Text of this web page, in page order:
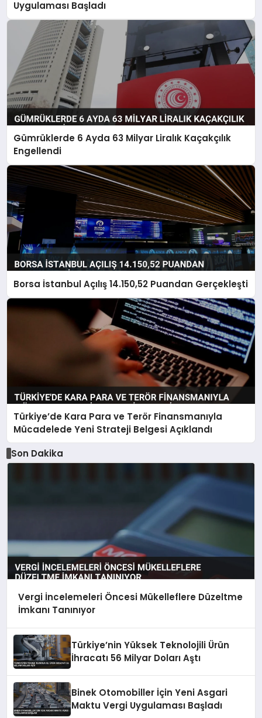
Uygulaması Başladı
Gümrüklerde 6 Ayda 63 Milyar Liralık Kaçakçılık
Engellendi
Borsa İstanbul Açılış 14.150,52 Puandan Gerçekleşti
Türkiye’de Kara Para ve Terör Finansmanıyla
Mücadelede Yeni Strateji Belgesi Açıklandı
Son Dakika
Vergi İncelemeleri Öncesi Mükelleflere Düzeltme
İmkanı Tanınıyor
Türkiye’nin Yüksek Teknolojili Ürün
İhracatı 56 Milyar Doları Aştı
Binek Otomobiller İçin Yeni Asgari
Maktu Vergi Uygulaması Başladı